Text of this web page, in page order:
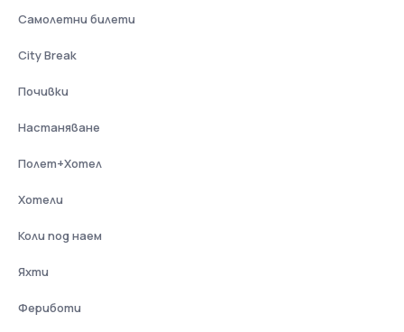
Самолетни билети
City Break
Почивки
Настаняване
Полет+Хотел
Хотели
Коли под наем
Яхти
Фериботи